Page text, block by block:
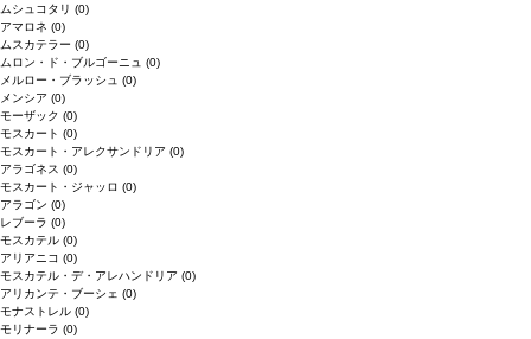
ムシュコタリ (0)
アマロネ (0)
ムスカテラー (0)
ムロン・ド・ブルゴーニュ (0)
メルロー・ブラッシュ (0)
メンシア (0)
モーザック (0)
モスカート (0)
モスカート・アレクサンドリア (0)
アラゴネス (0)
モスカート・ジャッロ (0)
アラゴン (0)
レブーラ (0)
モスカテル (0)
アリアニコ (0)
モスカテル・デ・アレハンドリア (0)
アリカンテ・ブーシェ (0)
モナストレル (0)
モリナーラ (0)